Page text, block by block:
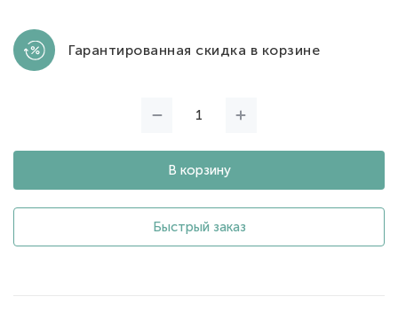
Гарантированная скидка в корзине
В корзину
Быстрый заказ